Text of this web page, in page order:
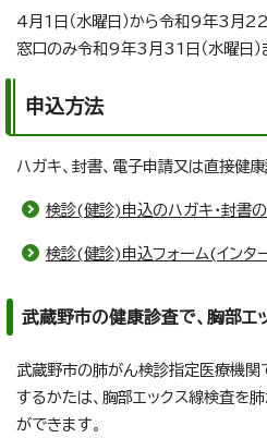
4月1日（水曜日）から令和9年3月22
窓口のみ令和9年3月31日（水曜日）
申込方法
ハガキ、封書、電子申請又は直接健
検診(健診)申込のハガキ・封書
検診(健診)申込フォーム(インタ
武蔵野市の健康診査で、胸部エ
武蔵野市の肺がん検診指定医療機
するかたは、胸部エックス線検査を
ができます。